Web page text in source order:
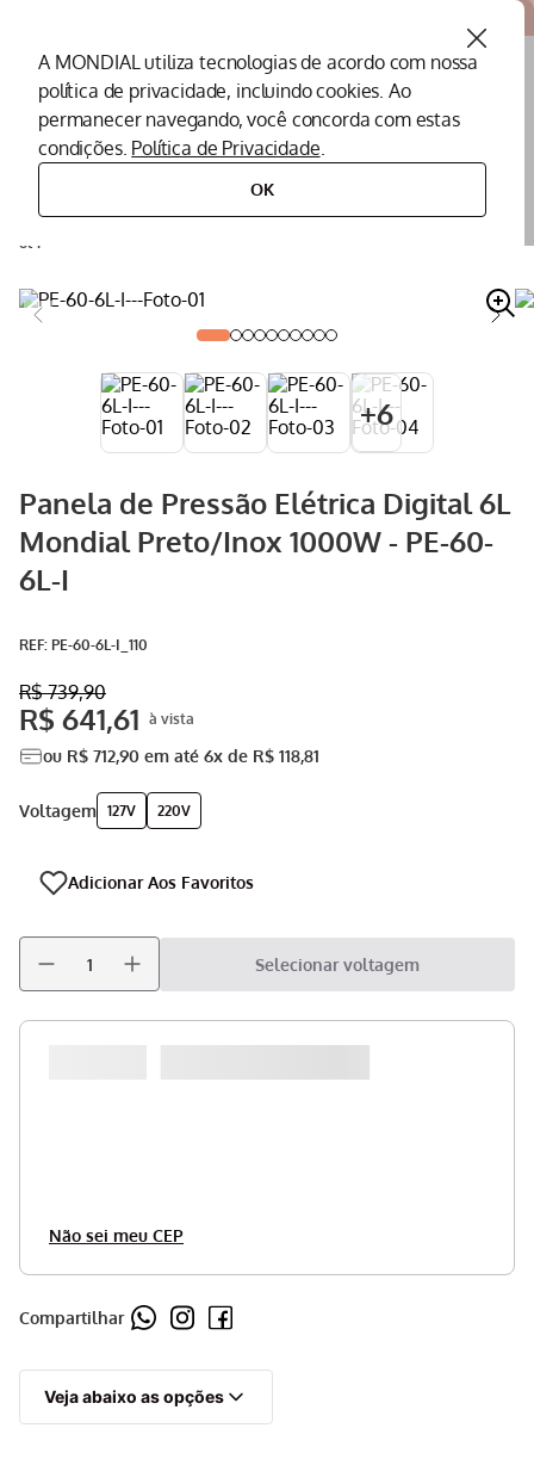
A MONDIAL utiliza tecnologias de acordo com nossa
política de privacidade, incluindo cookies. Ao
permanecer navegando, você concorda com estas
condições. Política de Privacidade.
OK
O que você procura?
eletroportáteis para cozinha
6l-i
+6
Panela de Pressão Elétrica Digital 6L
Mondial Preto/Inox 1000W - PE-60-
6L-I
: PE-60-6L-I_110
R$ 739,90
R$ 641,61
ou R$ 712,90 em até 6x de R$ 118,81
voltagem 127V 220V
Selecionar voltagem
Não sei meu CEP
Compartilhar
Veja abaixo as opções
Liquidificador
Secador
Panela Elétrica
º